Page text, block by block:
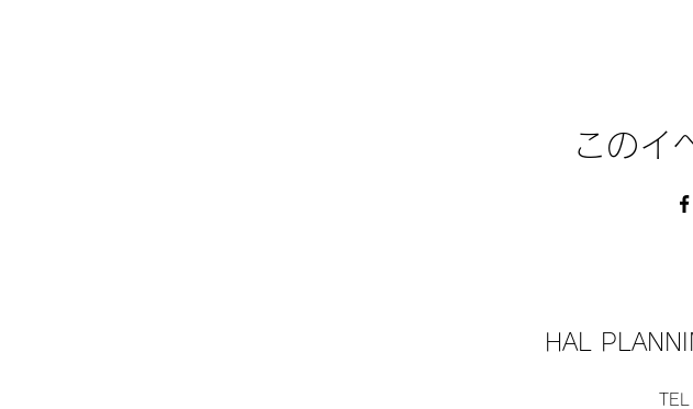
このイ
HAL